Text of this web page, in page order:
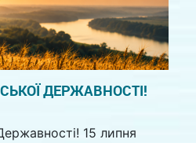
ДЕРЖАВНОСТІ!
15 липня